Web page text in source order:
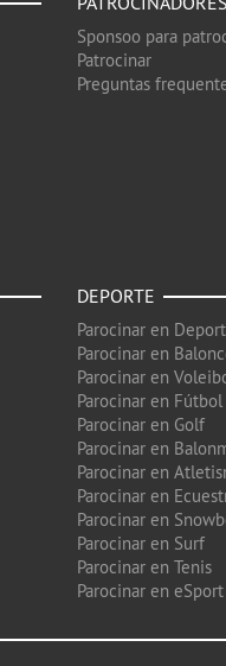
Sponsoo para
Patrocinar
Preguntas
DEPORTE
Parocinar en
Parocinar en
Parocinar en
Parocinar en Fútbol
Parocinar en Golf
Parocinar en
Parocinar en
Parocinar en
Parocinar en
Parocinar en Surf
Parocinar en Tenis
Parocinar en eSport